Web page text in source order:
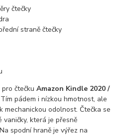
čtečky
straně čtečky
pro čtečkuAmazon Kindle 2020 /
pádem i nízkou hmotnost, ale
mechanickou odolnost. Čtečka se
která je přesně
spodní hraně je výřez na